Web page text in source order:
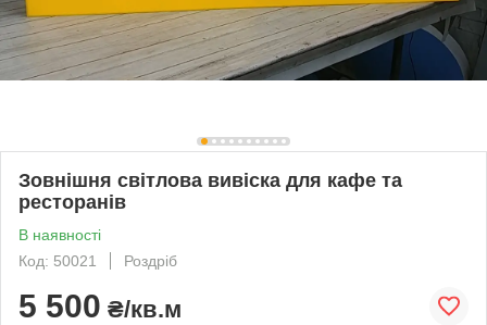
Зовнішня світлова вивіска для кафе та
ресторанів
В наявності
Код: 50021
Роздріб
5 500 ₴/кв.м